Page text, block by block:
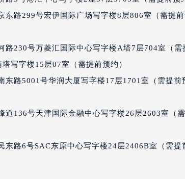
售后服务中心（需提前预约）
前预约）
提前预约）
前预约）
提前预约）
东路299号宏伊国际广场写字楼8层806室（需提前
路230号万菱汇国际中心写字楼A塔7层704室（需
写字楼15层07室（需提前预约）
东路5001号华润大厦写字楼17层1701室（需提前
道136号天津国际金融中心写字楼26层2603室（
东路6号SAC东原中心写字楼24层2406B室（需提